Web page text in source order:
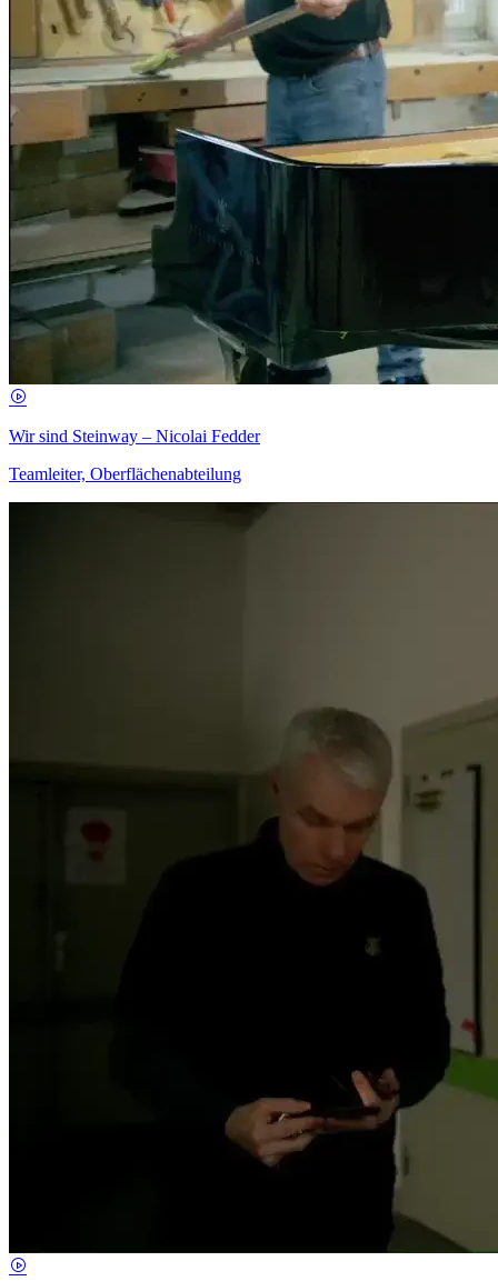
Wir sind Steinway – Nicolai Fedder
Teamleiter, Oberflächenabteilung